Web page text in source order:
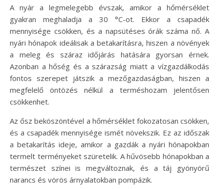
A nyár a legmelegebb évszak, amikor a hőmérséklet
gyakran meghaladja a 30 °C-ot. Ekkor a csapadék
mennyisége csökken, és a napsütéses órák száma nő. A
nyári hónapok ideálisak a betakarításra, hiszen a növények
a meleg és száraz időjárás hatására gyorsan érnek.
Azonban a hőség és a szárazság miatt a vízgazdálkodás
fontos szerepet játszik a mezőgazdaságban, hiszen a
megfelelő öntözés nélkül a terméshozam jelentősen
csökkenhet.
Az ősz beköszöntével a hőmérséklet fokozatosan csökken,
és a csapadék mennyisége ismét növekszik. Ez az időszak
a betakarítás ideje, amikor a gazdák a nyári hónapokban
termelt terményeket szüretelik. A hűvösebb hónapokban a
természet színei is megváltoznak, és a táj gyönyörű
narancs és vörös árnyalatokban pompázik.